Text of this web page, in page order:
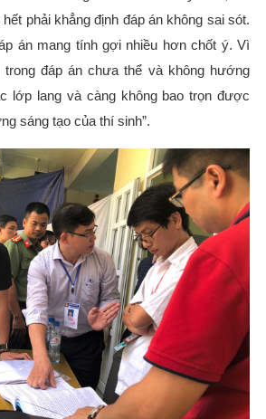
phải khẳng định đáp án không sai sót.
án mang tính gợi nhiều hơn chốt ý. Vì
trong đáp án chưa thể và không hướng
lớp lang và càng không bao trọn được
sáng tạo của thí sinh”.